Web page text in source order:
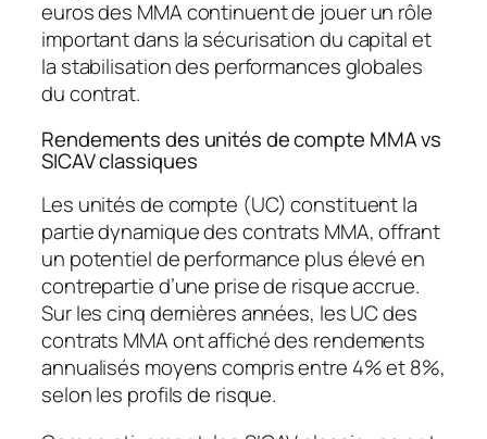
euros des MMA continuent de jouer un rôle
important dans la sécurisation du capitalet
la stabilisation des performances globales
du contrat.
Rendements des unités de compte MMA vs
SICAV classiques
Les unités de compte (UC) constituent la
partie dynamique des contrats MMA, offrant
un potentiel de performance plus élevé en
contrepartie d’une prise de risque accrue.
Sur les cinq dernières années, les UC des
contrats MMA ont affiché des rendements
annualisés moyens compris entre 4% et 8%,
selon les profils de risque.